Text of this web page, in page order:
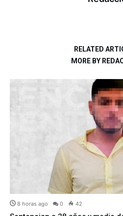
RELATED
MORE BY
8 horas ago 0 42